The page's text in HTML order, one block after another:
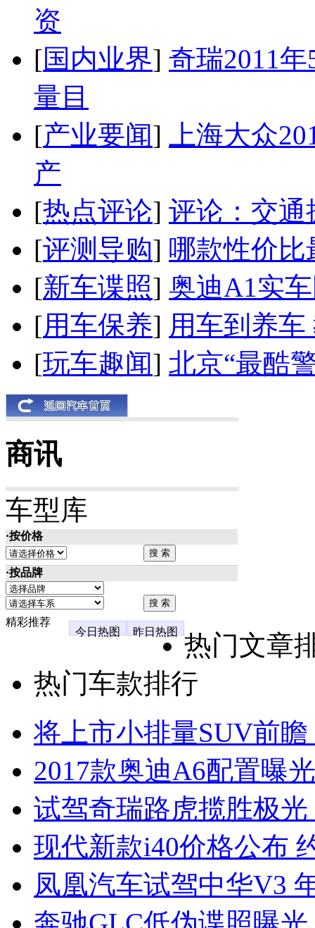
资
[国内业界] 奇瑞2011
量目
[产业要闻]
上海大众
产
[热点评论] 评论：交通
[评测导购] 哪款性价比
[新车谍照] 奥迪A1实
[用车保养] 用车到养
[玩车趣闻] 北京“最酷
商讯
车型库
·按价格
·按品牌
精彩推荐
今日热图
昨日热图
热门文章
热门车款排行
将上市小排量SUV前
2017款奥迪A6配置曝
试驾奇瑞路虎揽胜极
现代新款i40价格公布
凤凰汽车试驾中华V3